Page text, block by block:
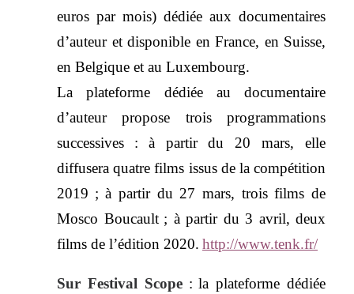
euros par mois) dédiée aux documentaires
d’auteur et disponible en France, en Suisse,
en Belgique et au Luxembourg.
La plateforme dédiée au documentaire
d’auteur propose trois programmations
successives
:
à partir du 20 mars, elle
diffusera quatre films issus de la compétition
2019 ; à partir du 27 mars, trois films de
Mosco Boucault ; à partir du 3 avril, deux
films de l’édition 2020. http://www.tenk.fr/
Sur Festival Scope : la plateforme dédiée